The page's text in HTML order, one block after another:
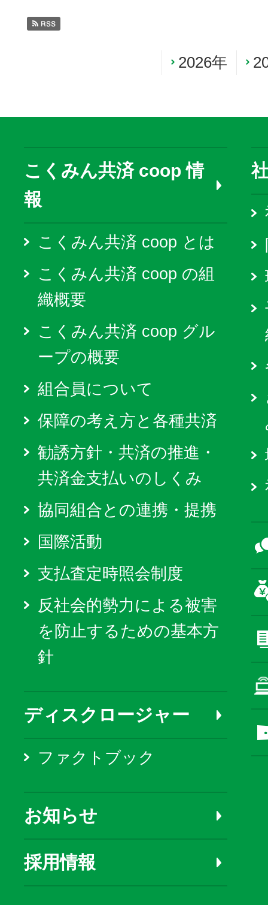
2026年
こくみん共済 coop 情
報
こくみん共済 coop とは
こくみん共済 coop の組
織概要
こくみん共済 coop グル
ープの概要
組合員について
保障の考え方と各種共済
勧誘方針・共済の推進・
共済金支払いのしくみ
協同組合との連携・提携
国際活動
支払査定時照会制度
反社会的勢力による被害
を防止するための基本方
針
ディスクロージャー
ファクトブック
お知らせ
採用情報